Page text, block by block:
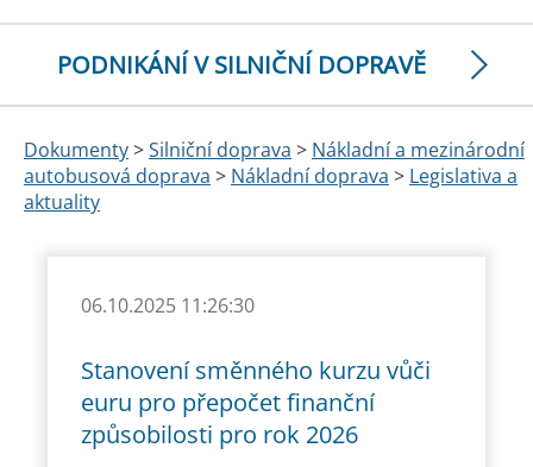
PODNIKÁNÍ V SILNIČNÍ DOPRAVĚ
Dokumenty>Silniční doprava > Nákladní a mezinárodní
autobusová doprava > Nákladní doprava > Legislativa a
aktuality
06.10.2025 11:26:30
Stanovení směnného kurzu vůči
euru pro přepočet finanční
způsobilosti pro rok 2026